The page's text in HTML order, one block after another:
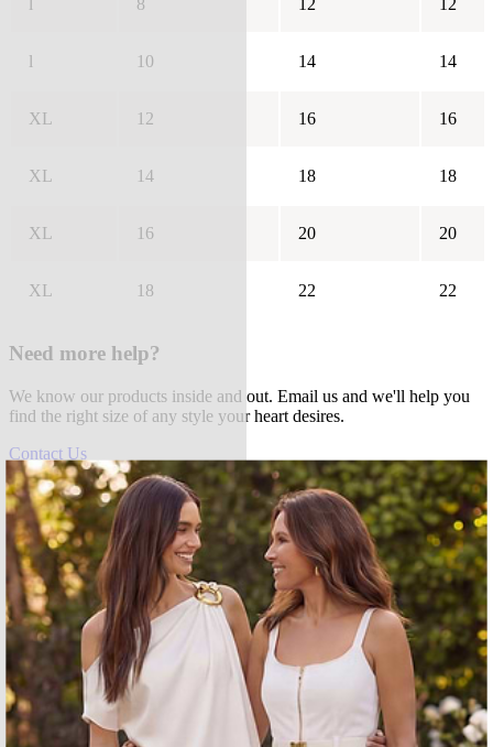
l 8 12 12
l 10 14 14
XL 12 16 16
XL 14 18 18
XL 16 20 20
XL 18 22 22
Need more help?
We know our products inside and out. Email us and we'll help you
find the right size of any style your heart desires.
Contact Us